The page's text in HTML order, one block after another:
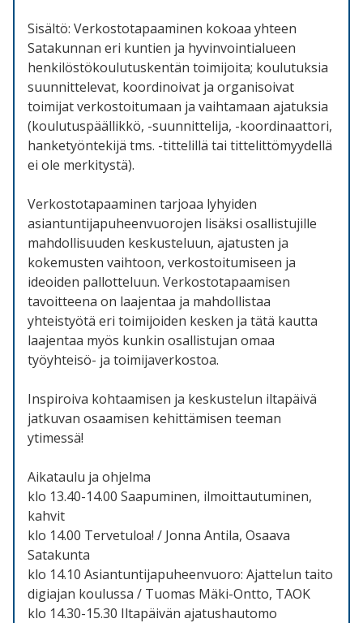
Sisältö: Verkostotapaaminen kokoaa yhteen
Satakunnan eri kuntien ja hyvinvointialueen
henkilöstökoulutuskentän toimijoita; koulutuksia
suunnittelevat, koordinoivat ja organisoivat
toimijat verkostoitumaan ja vaihtamaan ajatuksia
(koulutuspäällikkö, -suunnittelija, -koordinaattori,
hanketyöntekijä tms. -tittelillä tai tittelittömyydellä
ei ole merkitystä).
Verkostotapaaminen tarjoaa lyhyiden
asiantuntijapuheenvuorojen lisäksi osallistujille
mahdollisuuden keskusteluun, ajatusten ja
kokemusten vaihtoon, verkostoitumiseen ja
ideoiden pallotteluun. Verkostotapaamisen
tavoitteena on laajentaa ja mahdollistaa
yhteistyötä eri toimijoiden kesken ja tätä kautta
laajentaa myös kunkin osallistujan omaa
työyhteisö- ja toimijaverkostoa.
Inspiroiva kohtaamisen ja keskustelun iltapäivä
jatkuvan osaamisen kehittämisen teeman
ytimessä!
Aikataulu ja ohjelma
klo 13.40-14.00 Saapuminen, ilmoittautuminen,
kahvit
klo 14.00 Tervetuloa! / Jonna Antila, Osaava
Satakunta
klo 14.10 Asiantuntijapuheenvuoro: Ajattelun taito
digiajan koulussa / Tuomas Mäki-Ontto, TAOK
klo 14.30-15.30 Iltapäivän ajatushautomo